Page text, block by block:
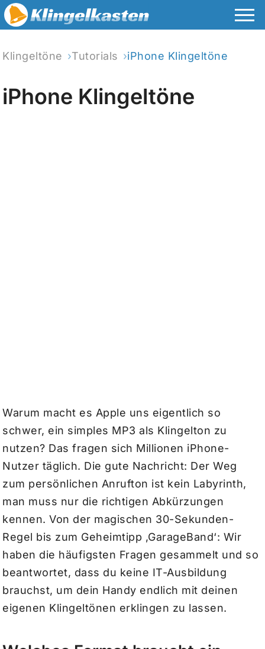
Klingeltöne Tutorials iPhone Klingeltöne
iPhone Klingeltöne
Warum macht es Apple uns eigentlich so
schwer, ein simples MP3 als Klingelton zu
nutzen? Das fragen sich Millionen iPhone-
Nutzer täglich. Die gute Nachricht: Der Weg
zum persönlichen Anrufton ist kein Labyrinth,
man muss nur die richtigen Abkürzungen
kennen. Von der magischen 30-Sekunden-
Regel bis zum Geheimtipp ‚GarageBand‘: Wir
haben die häufigsten Fragen gesammelt und so
beantwortet, dass du keine IT-Ausbildung
brauchst, um dein Handy endlich mit deinen
eigenen Klingeltönen erklingen zu lassen.